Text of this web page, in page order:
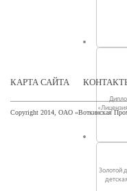
Золотой
КАРТА САЙТА
Copyright 2014, ОАО «Воткинская